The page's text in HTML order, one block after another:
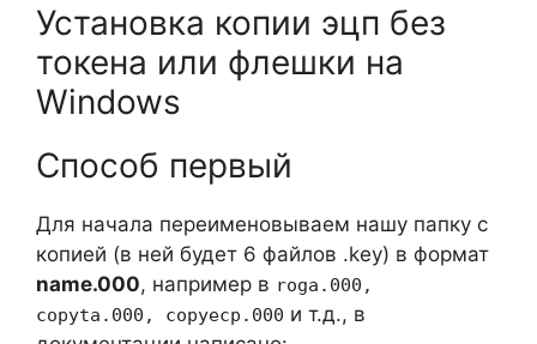
Установка копии эцп без
токена или флешки на
Windows
Способ первый
Для начала переименовываем нашу папку с
копией (в ней будет 6 файлов .key) в формат
name.000, например в roga.000,
copyta.000, copyecp.000 и т.д., в